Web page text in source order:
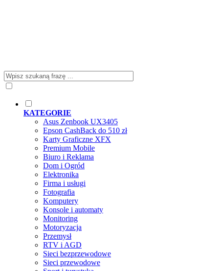
KATEGORIE
Asus Zenbook UX3405
Epson CashBack do 510 zł
Karty Graficzne XFX
Premium Mobile
Biuro i Reklama
Dom i Ogród
Elektronika
Firma i usługi
Fotografia
Komputery
Konsole i automaty
Monitoring
Motoryzacja
Przemysł
RTV i AGD
Sieci bezprzewodowe
Sieci przewodowe